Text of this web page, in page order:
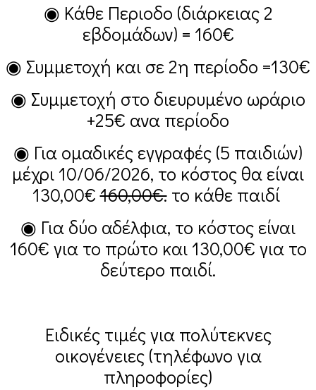
◉ Κάθε Περιοδο (διάρκειας 2
εβδομάδων) = 160€
◉ Συμμετοχή και σε 2η περίοδο =130€
◉ Συμμετοχή στο διευρυμένο ωράριο
+25€ ανα περίοδο
◉ Για ομαδικές εγγραφές (5 παιδιών)
μέχρι 10/06/2026, το κόστος θα είναι
130,00€160,00€.το κάθε παιδί
◉ Για δύο αδέλφια, το κόστος είναι
160€ για το πρώτο και 130,00€ για το
δεύτερο παιδί.
Ειδικές τιμές για πολύτεκνες
οικογένειες (τηλέφωνο για
πληροφορίες)